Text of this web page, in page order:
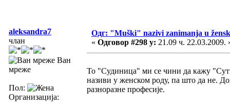
aleksandra7
члан
Ван
мреже
Пол:
Организација:
Одг: "Muški" nazivi zanimanja u
« Одговор #298 у: 21.09 ч. 22.03.2009.
То "Судиница" ми се чини да кажу
називи у женском роду, па што да не.
разноразне професије.